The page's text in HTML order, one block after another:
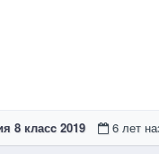
8 класc 2019 6 лет